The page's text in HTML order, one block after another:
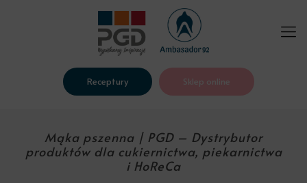
Receptury Sklep online
Mąka pszenna | PGD – Dystrybutor
produktów dla cukiernictwa, piekarnictwa
i HoReCa